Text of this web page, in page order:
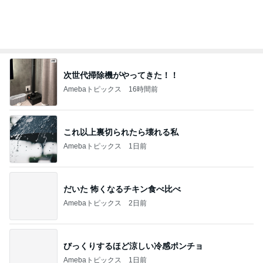
次世代掃除機がやってきた！！
Amebaトピックス 16時間前
これ以上裏切られたら壊れる私
Amebaトピックス 1日前
だいた 怖くなるチキン食べ比べ
Amebaトピックス 2日前
びっくりするほど涼しい冷感ポンチョ
Amebaトピックス 1日前